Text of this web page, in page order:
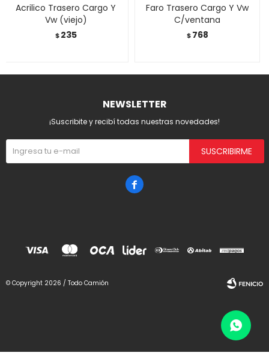
Acrilico Trasero Cargo Y
Vw (viejo)
$ 235
Faro Trasero Cargo Y Vw
C/ventana
$ 768
NEWSLETTER
¡Suscribite y recibí todas nuestras novedades!
SUSCRIBIRME

© Copyright 2026 / Todo Camión